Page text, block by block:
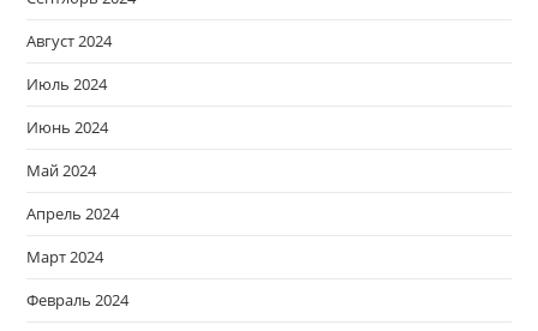
Август 2024
Июль 2024
Июнь 2024
Май 2024
Апрель 2024
Март 2024
Февраль 2024